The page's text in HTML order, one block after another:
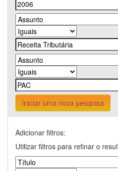
Iniciar uma nova pesquisa
Adicionar filtros:
Utilizar filtros para refinar o